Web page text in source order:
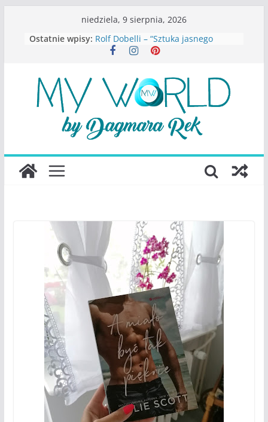
niedziela, 9 sierpnia, 2026
Ostatnie wpisy: Rolf Dobelli – “Sztuka jasnego
myślenia”
Konstancina. Sekrety seksbiznesu”
Katarzyna Lewandowicz – Zanim
straciliśmy siebie
Judith Joseph – “Wysoko
funkcjonująca depresja”
S.Wynn-Williams – “Bezwzględni. O
największego portalu